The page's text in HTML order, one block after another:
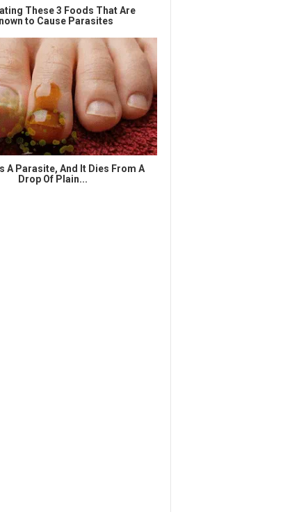
These 3 Foods That Are
to Cause Parasites
A Parasite, And It Dies From A
Drop Of Plain...